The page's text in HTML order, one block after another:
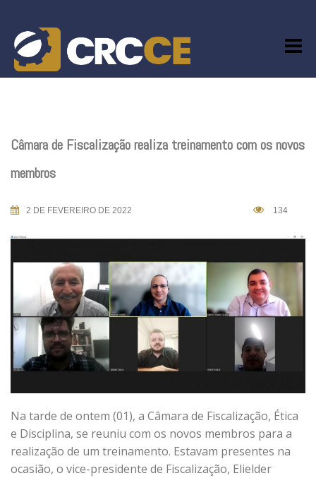
content
Câmara de Fiscalização realiza treinamento com os novos
membros
2 DE FEVEREIRO DE 2022 134
Na tarde de ontem (01), a Câmara de Fiscalização, Ética
e Disciplina, se reuniu com os novos membros para a
realização de um treinamento. Estavam presentes na
ocasião, o vice-presidente de Fiscalização, Elielder